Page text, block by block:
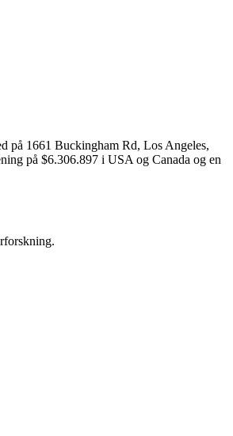
på 1661 Buckingham Rd, Los Angeles,
på $6.306.897 i USA og Canada og en